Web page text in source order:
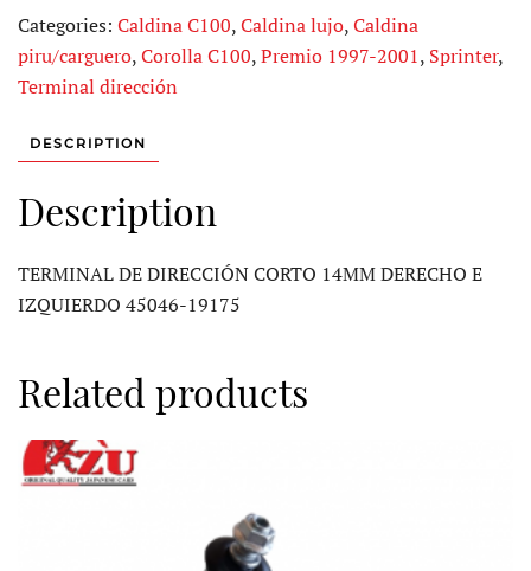
DIRECCION
45046-
19175
Categories: Caldina C100,Caldina lujo,Caldina
piru/carguero,Corolla C100,Premio 1997-2001, Sprinter,
Terminal dirección
DESCRIPTION
Description
TERMINAL DE DIRECCIÓN CORTO 14MM DERECHO E
IZQUIERDO 45046-19175
Related products